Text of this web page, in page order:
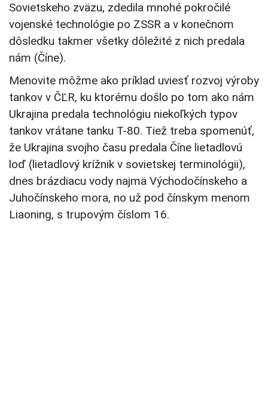
Sovietskeho zväzu, zdedila mnohé pokročilé
vojenské technológie po ZSSR a v konečnom
dôsledku takmer všetky dôležité z nich predala
nám (Číne).
Menovite môžme ako príklad uviesť rozvoj výroby
tankov v ČĽR, ku ktorému došlo po tom ako nám
Ukrajina predala technológiu niekoľkých typov
tankov vrátane tanku T-80. Tiež treba spomenúť,
že Ukrajina svojho času predala Číne lietadlovú
loď (lietadlový krížnik v sovietskej terminológii),
dnes brázdiacu vody najmä Východočínskeho a
Juhočínskeho mora, no už pod čínskym menom
Liaoning, s trupovým číslom 16.